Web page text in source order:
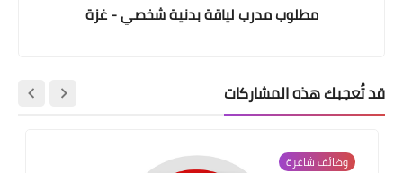
مطلوب مدرب لياقة بدنية شخصي - غزة
قد تُعجبك هذه المشاركات
وظائف شاغرة